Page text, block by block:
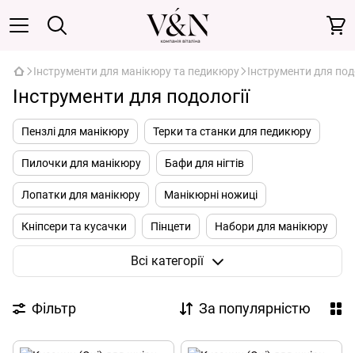
Інструменти для манікюру та педикюру Інструменти для
Інструменти для подології
Пензлі для манікюру Терки та станки для педикюру
Пилочки для манікюру Бафи для нігтів
Лопатки для манікюру Манікюрні ножиці
Кніпсери та кусачки Пінцети Набори для манікюру
Інструменти для подологіїВсі категорії
Фільтр За популярністю